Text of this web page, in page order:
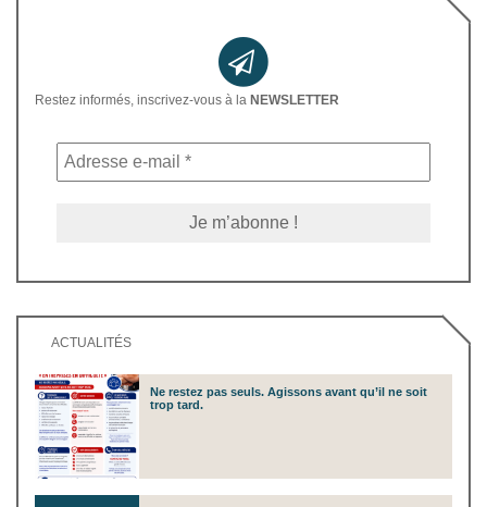
Restez informés, inscrivez-vous à la NEWSLETTER
ACTUALITÉS
Ne restez pas seuls. Agissons avant qu’il ne soit
trop tard.